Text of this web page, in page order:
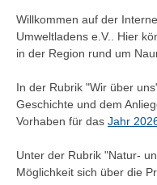
Willkommen auf der
Umweltladens e.V.. Hier
in der Region rund um
In der Rubrik "Wir über
Geschichte und dem
Vorhaben für das Jahr
Unter der Rubrik "Natur-
Möglichkeit sich über die